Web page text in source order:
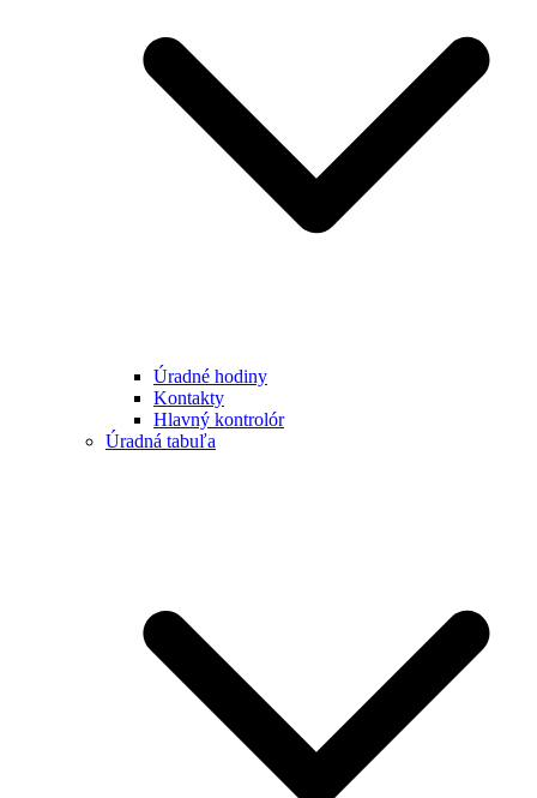
Úradné hodiny
Kontakty
Hlavný kontrolór
Úradná tabuľa